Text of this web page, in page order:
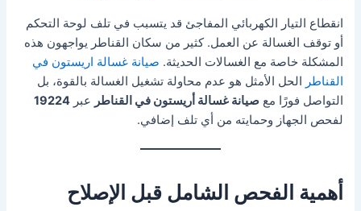
انقطاع التيار الكهربائي المفاجئ قد يتسبب في تلف لوحة التحكم
أو توقف الغسالة عن العمل. كثير من سكان القناطر يواجهون هذه
المشكلة خاصة مع الغسالات الحديثة. صيانة غسالة اريستون في
القناطر الحل الأمثل هو عدم محاولة تشغيل الغسالة بالقوة، بل
التواصل فورًا معصيانة غسالة أريستون في القناطر عبر19224
لفحص الجهاز وحمايته من أي تلف إضافي.
أهمية الفحص الشامل قبل الإصلاح